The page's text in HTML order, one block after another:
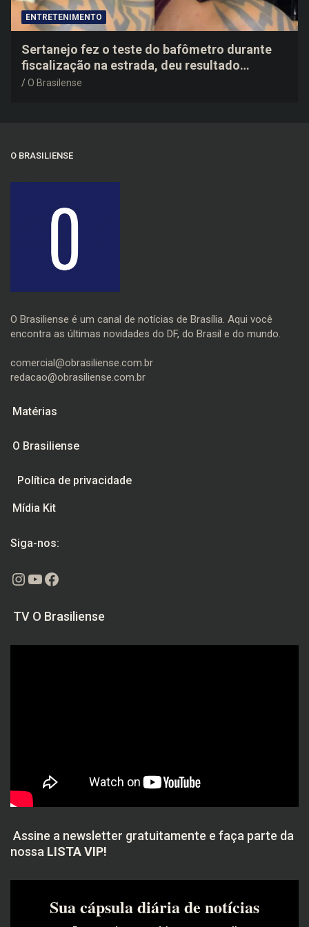
ENTRETENIMENTO
Sertanejo fez o teste do bafômetro durante
fiscalização na estrada, deu resultado
negativo e elogiou o trabalho dos agentes de
O Brasilense
O BRASILIENSE
O Brasiliense é um canal de notícias de Brasília. Aqui você
encontra as últimas novidades do DF, do Brasil e do mundo.
comercial@obrasiliense.com.br
redacao@obrasiliense.com.br
Matérias
O Brasiliense
Política de privacidade
Mídia Kit
Siga-nos:
Instagram
Youtube
Facebook
TV O Brasiliense
Assine a newsletter gratuitamente e faça parte da
nossa LISTA VIP!
Sua cápsula diária de notícias